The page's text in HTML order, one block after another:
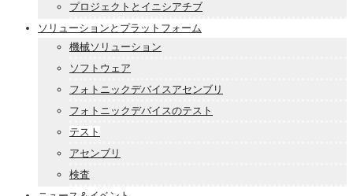
プロジェクトとイニシアチブ
ソリューションとプラットフォーム
機械ソリューション
ソフトウェア
フォトニックデバイスアセンブリ
フォトニックデバイスのテスト
テスト
アセンブリ
検査